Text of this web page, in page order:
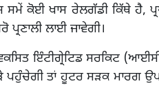
ਕੋਈ ਖਾਸ ਰੇਲਗੱਡੀ ਕਿੱਥੇ ਹੈ,
ਲਾਈ ਜਾਵੇਗੀ।
ਇੰਟੀਗ੍ਰੇਟਿਡ ਸਰਕਿਟ
ਪਹੁੰਚੇਗੀ ਤਾਂ ਹੂਟਰ ਸੜਕ ਮਾਰਗ